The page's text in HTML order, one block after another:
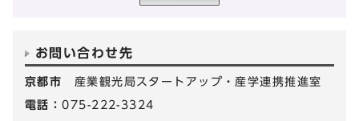
お問い合わせ先
京都市 産業観光局スタートアップ・産学連携推進室
電話：075-222-3324